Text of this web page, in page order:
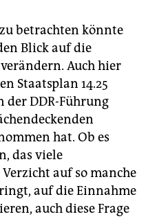
betrachten könnte
Blick auf die
verändern. Auch hier
Staatsplan 14.25
der DDR-Führung
hat. Ob es
das viele
auf so manche
auf die Einnahme
auch diese Frage